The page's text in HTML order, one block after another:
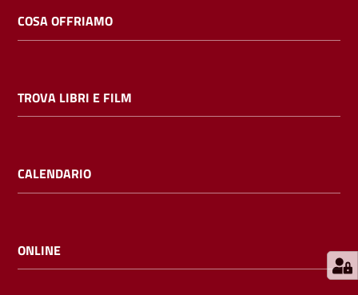
i
COSA OFFRIAMO
TROVA LIBRI E FILM
CALENDARIO
ONLINE